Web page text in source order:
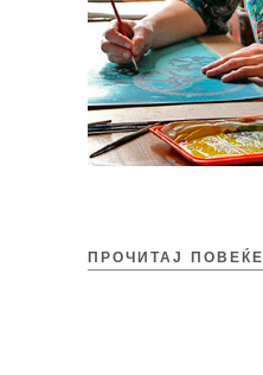
ПРОЧИТАЈ ПОВЕЌЕ